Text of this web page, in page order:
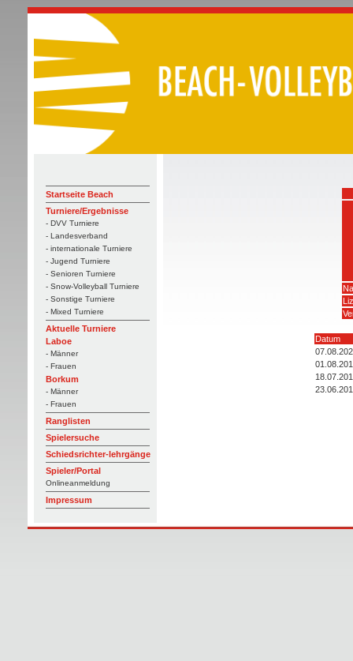
Startseite Beach
Turniere/Ergebnisse
- DVV Turniere
- Landesverband
- internationale Turniere
- Jugend Turniere
- Senioren Turniere
- Snow-Volleyball Turniere
- Sonstige Turniere
- Mixed Turniere
Aktuelle Turniere
Laboe
- Männer
- Frauen
Borkum
- Männer
- Frauen
Ranglisten
Spielersuche
Schiedsrichter-lehrgänge
Spieler/Portal
Onlineanmeldung
Impressum
Datum